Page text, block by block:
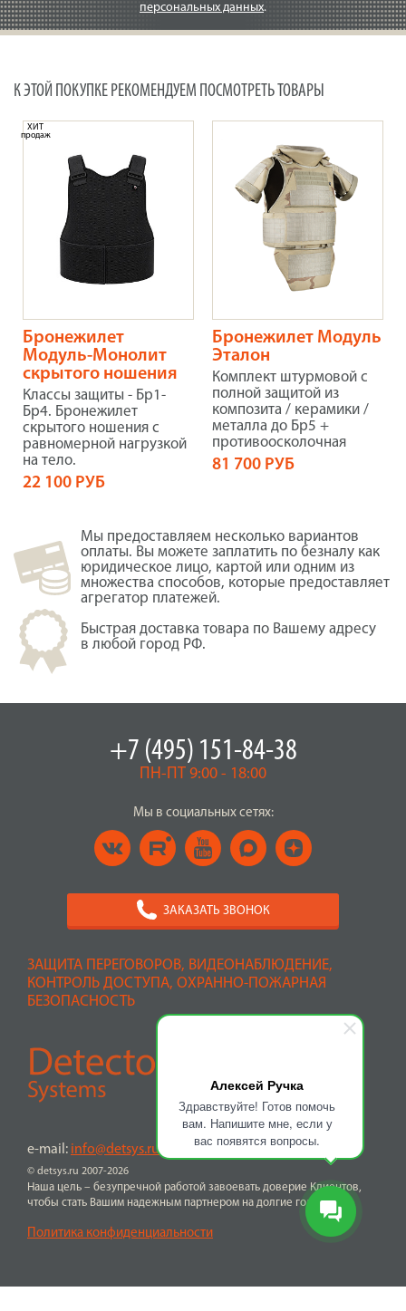
Алексей Ручка
Здравствуйте! Готов помочь
вам. Напишите мне, если у
вас появятся вопросы.
персональных данных.
К ЭТОЙ ПОКУПКЕ РЕКОМЕНДУЕМ ПОСМОТРЕТЬ ТОВАРЫ
Бронежилет
Модуль-Монолит
скрытого ношения
Классы защиты - Бр1-
Бр4. Бронежилет
скрытого ношения с
равномерной нагрузкой
на тело.
ХИТ
продаж
22 100 РУБ
Бронежилет Модуль
Эталон
Комплект штурмовой с
полной защитой из
композита / керамики /
металла до Бр5 +
противоосколочная
81 700 РУБ
Мы предоставляем несколько вариантов
оплаты. Вы можете заплатить по безналу как
юридическое лицо, картой или одним из
множества способов, которые предоставляет
агрегатор платежей.
Быстрая доставка товара по Вашему адресу
в любой город РФ.
ЗАЩИТА ПЕРЕГОВОРОВ, ВИДЕОНАБЛЮДЕНИЕ,
КОНТРОЛЬ ДОСТУПА, ОХРАННО-ПОЖАРНАЯ
БЕЗОПАСНОСТЬ
© detsys.ru 2007-2026
e-mail: info@detsys.ru
Наша цель – безупречной работой завоевать доверие Клиентов,
чтобы стать Вашим надежным партнером на долгие годы
Политика конфиденциальности
+7 (495) 151-84-38
ПН-ПТ 9:00 - 18:00
Мы в социальных сетях:
ЗАКАЗАТЬ ЗВОНОК